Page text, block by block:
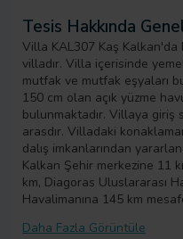
Tesis Hakkında
Villa KAL307 Kaş Kalkan'da
villadır. Villa içerisinde
mutfak ve mutfak eşyaları
150 cm olan açık yüzme
bulunmaktadır. Villaya giriş
arasdır. Villadaki
dalış imkanlarından
Kalkan Şehir merkezine 11
km, Diagoras Uluslararası
Havalimanına 145 km
Daha Fazla Görüntüle